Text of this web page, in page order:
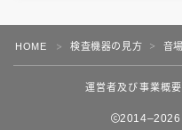
HOME ＞ 検査機器の見方 ＞ 音
運営者及び事業概要
2014–2026